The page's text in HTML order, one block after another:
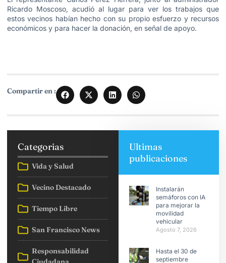
Ricardo Moscoso, acudió al lugar para ver los trabajos que
estos vecinos habían hecho con su propio esfuerzo y recursos
económicos y para hacer la donación, en señal de apoyo.
Compartir en :
Categorias
Vida y Salud
Vecino Destacado
Tiempo Libre
San Francisco News
Responsabilidad
Ultimas
publicaciones
Instalarán
semáforos con IA
para mejorar la
movilidad
vehicular
Agosto 7, 2026
Hasta el 30 de
septiembre